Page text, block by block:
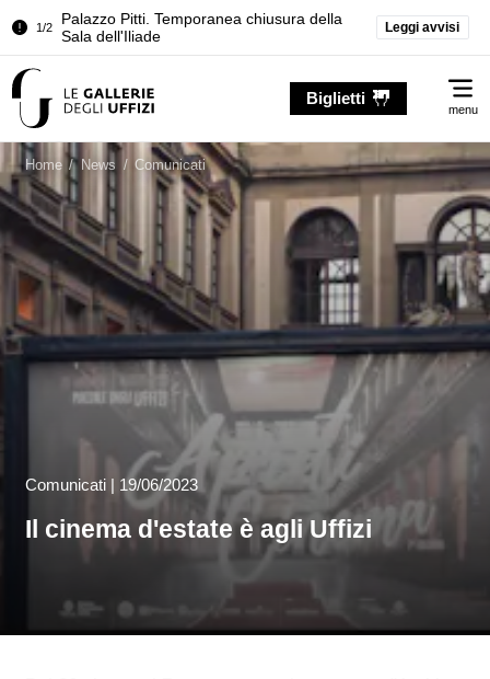
1/2
Palazzo Pitti. Temporanea chiusura della
Sala dell'Iliade
Granduchi
Sala dell'Iliade
2/2
Chiusura temporanea del Tesoro dei
Granduchi
Leggi avvisi
Biglietti
menu
Home / News / Comunicati
Comunicati| 19/06/2023
Il cinema d'estate è agli Uffizi